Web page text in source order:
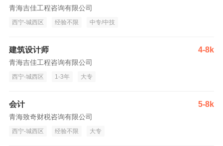
青海吉佳工程咨询有限公司
西宁-城西区 经验不限 中专/中技
建筑设计师 4-8k
青海吉佳工程咨询有限公司
西宁-城西区 1-3年 大专
会计 5-8k
青海致奇财税咨询有限公司
西宁-城西区 经验不限 大专